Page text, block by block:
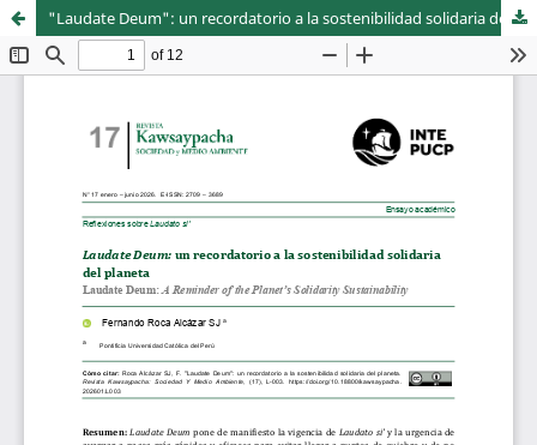
"Laudate Deum": un recordatorio a la sostenibilidad solidaria del planeta